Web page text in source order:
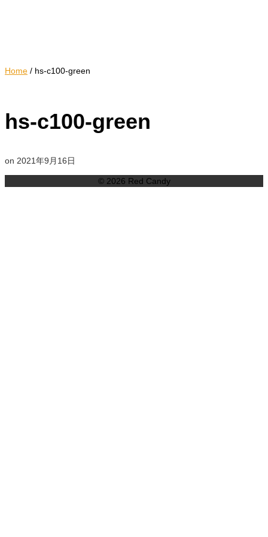
Home / hs-c100-green
hs-c100-green
on 2021年9月16日
© 2026 Red Candy